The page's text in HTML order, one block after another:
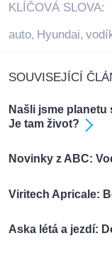
KLÍČOVÁ SLOVA:
auto, Hyundai,
SOUVISEJÍCÍ
Našli jsme
Je tam život?
Novinky z ABC:
Viritech Apricale:
Aska létá a jezdí: